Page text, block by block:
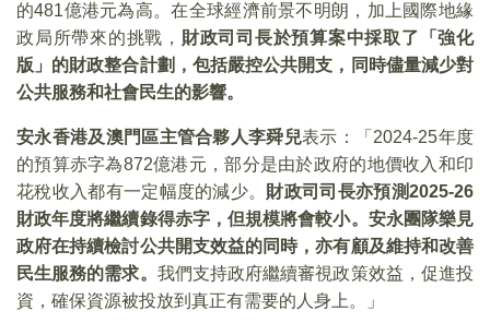
的481億港元為高。在全球經濟前景不明朗，加上國際地緣
政局所帶來的挑戰， 財政司司長於預算案中採取了「強化
版」的財政整合計劃，包括嚴控公共開支，同時儘量減少對
公共服務和社會民生的影響。
安永香港及澳門區主管合夥人李舜兒表示：「2024-25年度
的預算赤字為872億港元，部分是由於政府的地價收入和印
花稅收入都有一定幅度的減少。 財政司司長亦預測2025-26
財政年度將繼續錄得赤字，但規模將會較小。安永團隊樂見
政府在持續檢討公共開支效益的同時，亦有顧及維持和改善
民生服務的需求。 我們支持政府繼續審視政策效益，促進投
資，確保資源被投放到真正有需要的人身上。」